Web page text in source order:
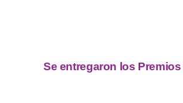
Se entregaron los